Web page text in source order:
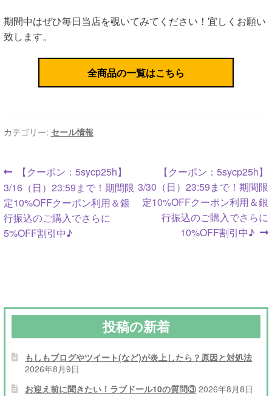
期間中はぜひ毎日当店を覗いてみてください！宜しくお願い
致します。
全商品の一覧はこちら
カテゴリー: セール情報
投
稿
ナ
ビ
シ
ョ
ン
前
の
投
稿:
【クーポン：5sycp25h】
3/16（日）23:59まで！期間限
定10%OFFクーポン利用＆銀
行振込のご購入でさらに
5%OFF割引中♪
次
の
投
稿:
【クーポン：5sycp25h】
3/30（日）23:59まで！期間限
定10%OFFクーポン利用＆銀
行振込のご購入でさらに
10%OFF割引中♪
投稿の新着
もしもブログやツイート(など)が炎上したら？原因と対処法
2026年8月9日
お迎え前に聞きたい！ラブドール10の質問③ 2026年8月8日